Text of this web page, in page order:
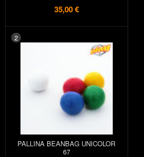
35,00 €
2
PALLINA BEANBAG UNICOLOR
67